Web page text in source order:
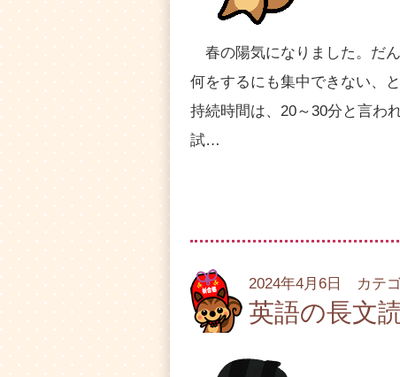
春の陽気になりました。だ
何をするにも集中できない、
持続時間は、20～30分と言わ
試…
2024年4月6日 カテゴ
英語の長文